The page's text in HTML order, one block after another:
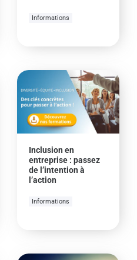
Informations
Inclusion en
entreprise : passez
de l’intention à
l’action
Informations